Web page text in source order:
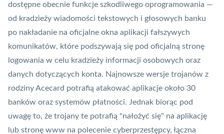
dostępne obecnie funkcje szkodliwego oprogramowania —
od kradzieży wiadomości tekstowych i głosowych banku
po nakładanie na oficjalne okna aplikacji fałszywych
komunikatów, które podszywają się pod oficjalną stronę
logowania w celu kradzieży informacji osobowych oraz
danych dotyczących konta. Najnowsze wersje trojanów z
rodziny Acecard potrafią atakować aplikacje około 30
banków oraz systemów płatności. Jednak biorąc pod
uwagę to, że trojany te potrafią "nałożyć się" na aplikację
lub stronę www na polecenie cyberprzestępcy, łączna